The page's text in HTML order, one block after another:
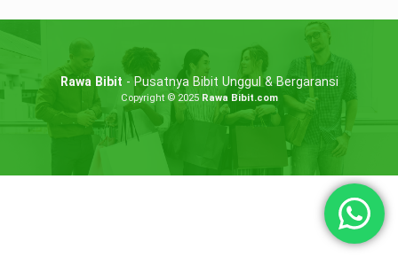
Rawa Bibit - Pusatnya Bibit Unggul & Bergaransi
Copyright © 2025 Rawa Bibit.com